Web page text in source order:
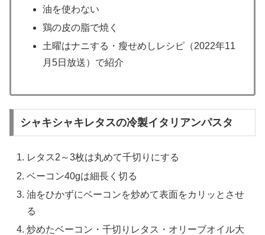
油を使わない
鶏の皮の脂で焼く
土曜はナニする・瘦せめしレシピ（2022年11
月5日放送）で紹介
シャキシャキレタスの冷製イタリアンパスタ
レタス2～3枚は丸めて千切りにする
ベーコン40gは細長く切る
油をひかずにベーコンを炒めて表面をカリッとさせ
る
炒めたベーコン・千切りレタス・オリーブオイル大